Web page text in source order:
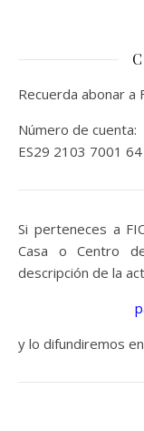
Recuerda abonar a
Número de cuenta:
ES29 2103 7001
Si perteneces a
Casa o Centro
descripción de la
y lo difundiremos